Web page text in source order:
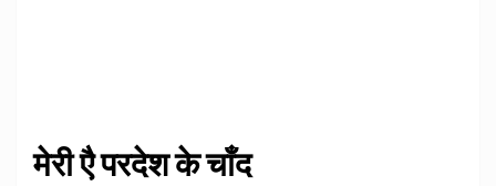
मेरीएै परदेश के चाँद